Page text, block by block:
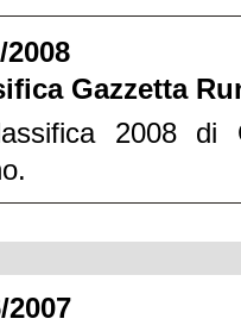
2008
Gazzetta
2008 di
2007